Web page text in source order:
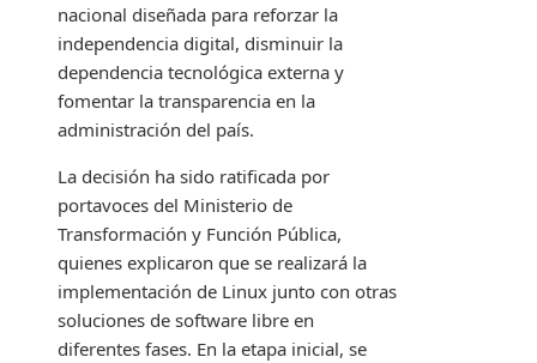
nacional diseñada para reforzar la
independencia digital, disminuir la
dependencia tecnológica externa y
fomentar la transparencia en la
administración del país.
La decisión ha sido ratificada por
portavoces del Ministerio de
Transformación y Función Pública,
quienes explicaron que se realizará la
implementación de Linux junto con otras
soluciones de software libre en
diferentes fases. En la etapa inicial, se